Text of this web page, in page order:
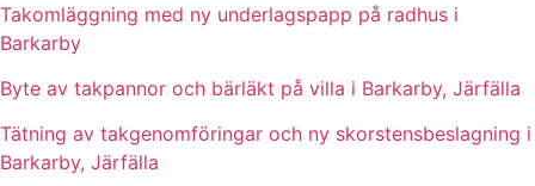
Takomläggning med ny underlagspapp på radhus i
Barkarby
Byte av takpannor och bärläkt på villa i Barkarby, Järfälla
Tätning av takgenomföringar och ny skorstensbeslagning i
Barkarby, Järfälla